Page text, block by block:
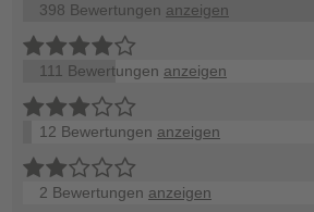
398 Bewertungen anzeigen
111 Bewertungen anzeigen
12 Bewertungen anzeigen
2 Bewertungen anzeigen